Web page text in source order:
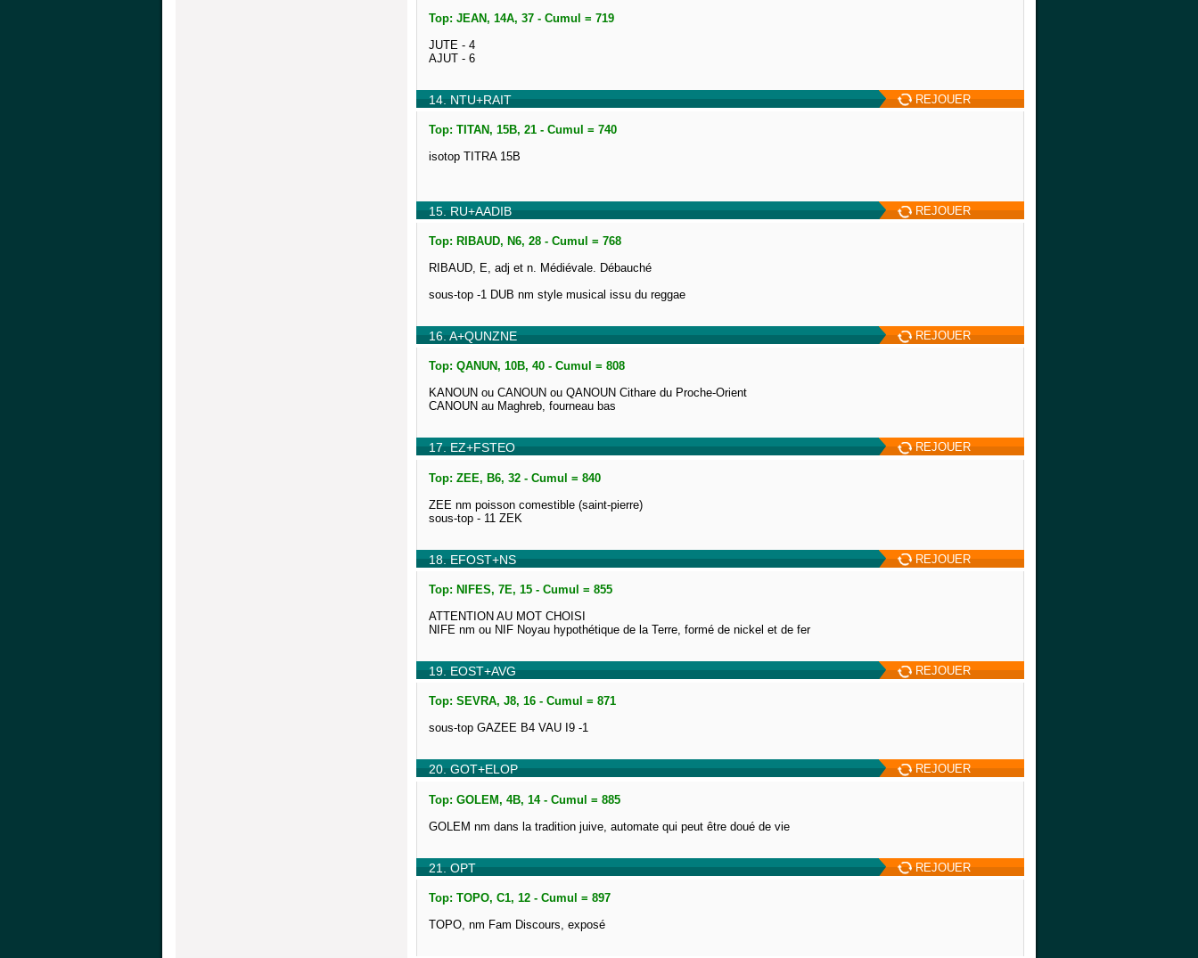
Top: JEAN, 14A, 37 - Cumul = 719
JUTE - 4
AJUT - 6
14. NTU+RAIT REJOUER
Top: TITAN, 15B, 21 - Cumul = 740
isotop TITRA 15B
15. RU+AADIB REJOUER
Top: RIBAUD, N6, 28 - Cumul = 768
RIBAUD, E, adj et n. Médiévale. Débauché
sous-top -1 DUB nm style musical issu du reggae
16. A+QUNZNE REJOUER
Top: QANUN, 10B, 40 - Cumul = 808
KANOUN ou CANOUN ou QANOUN Cithare du Proche-Orient
CANOUN au Maghreb, fourneau bas
17. EZ+FSTEO REJOUER
Top: ZEE, B6, 32 - Cumul = 840
ZEE nm poisson comestible (saint-pierre)
sous-top - 11 ZEK
18. EFOST+NS REJOUER
Top: NIFES, 7E, 15 - Cumul = 855
ATTENTION AU MOT CHOISI
NIFE nm ou NIF Noyau hypothétique de la Terre, formé de nickel et de fer
19. EOST+AVG REJOUER
Top: SEVRA, J8, 16 - Cumul = 871
sous-top GAZEE B4 VAU I9 -1
20. GOT+ELOP REJOUER
Top: GOLEM, 4B, 14 - Cumul = 885
GOLEM nm dans la tradition juive, automate qui peut être doué de vie
21. OPT REJOUER
Top: TOPO, C1, 12 - Cumul = 897
TOPO, nm Fam Discours, exposé